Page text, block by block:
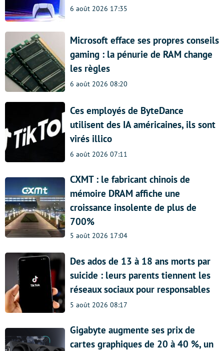
6 août 2026 17:35
Microsoft efface ses propres conseils
gaming : la pénurie de RAM change
les règles
6 août 2026 08:20
Ces employés de ByteDance
utilisent des IA américaines, ils sont
virés illico
6 août 2026 07:11
CXMT : le fabricant chinois de
mémoire DRAM affiche une
croissance insolente de plus de
700%
5 août 2026 17:04
Des ados de 13 à 18 ans morts par
suicide : leurs parents tiennent les
réseaux sociaux pour responsables
5 août 2026 08:17
Gigabyte augmente ses prix de
cartes graphiques de 20 à 40 %, un